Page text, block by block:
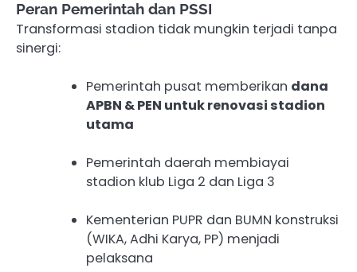
Peran Pemerintah dan PSSI
Transformasi stadion tidak mungkin terjadi tanpa
sinergi:
Pemerintah pusat memberikan dana
APBN & PEN untuk renovasi stadion
utama
Pemerintah daerah membiayai
stadion klub Liga 2 dan Liga 3
Kementerian PUPR dan BUMN konstruksi
(WIKA, Adhi Karya, PP) menjadi
pelaksana